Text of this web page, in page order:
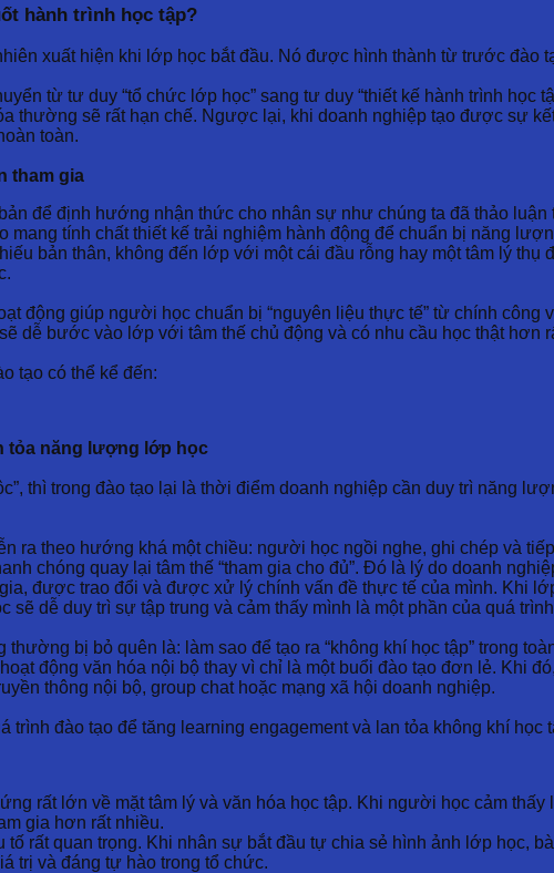
hành trình học tập?
xuất hiện khi lớp học bắt đầu. Nó được hình thành từ trước đào
từ tư duy “tổ chức lớp học” sang tư duy “thiết kế hành trình học
thường sẽ rất hạn chế. Ngược lại, khi doanh nghiệp tạo được sự
toàn.
tham gia
để định hướng nhận thức cho nhân sự như chúng ta đã thảo
tính chất thiết kế trải nghiệm hành động để chuẩn bị năng
bản thân, không đến lớp với một cái đầu rỗng hay một tâm lý
động giúp người học chuẩn bị “nguyên liệu thực tế” từ chính
dễ bước vào lớp với tâm thế chủ động và có nhu cầu học thật hơn
tạo có thể kể đến:
tỏa năng lượng lớp học
thì trong đào tạo lại là thời điểm doanh nghiệp cần duy trì năng
ra theo hướng khá một chiều: người học ngồi nghe, ghi chép và
chóng quay lại tâm thế “tham gia cho đủ”. Đó là lý do doanh
được trao đổi và được xử lý chính vấn đề thực tế của mình. Khi
dễ duy trì sự tập trung và cảm thấy mình là một phần của quá
bị bỏ quên là: làm sao để tạo ra “không khí học tập” trong
động văn hóa nội bộ thay vì chỉ là một buổi đào tạo đơn lẻ. Khi
thông nội bộ, group chat hoặc mạng xã hội doanh nghiệp.
trình đào tạo để tăng learning engagement và lan tỏa không khí học
rất lớn về mặt tâm lý và văn hóa học tập. Khi người học cảm
gia hơn rất nhiều.
rất quan trọng. Khi nhân sự bắt đầu tự chia sẻ hình ảnh lớp học,
trị và đáng tự hào trong tổ chức.